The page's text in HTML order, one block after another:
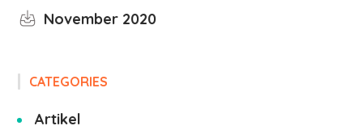
November 2020
CATEGORIES
Artikel